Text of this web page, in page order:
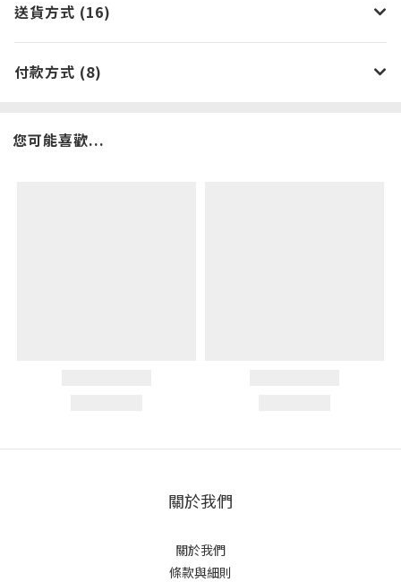
送貨方式 (16)
付款方式 (8)
您可能喜歡...
關於我們
關於我們
條款與細則